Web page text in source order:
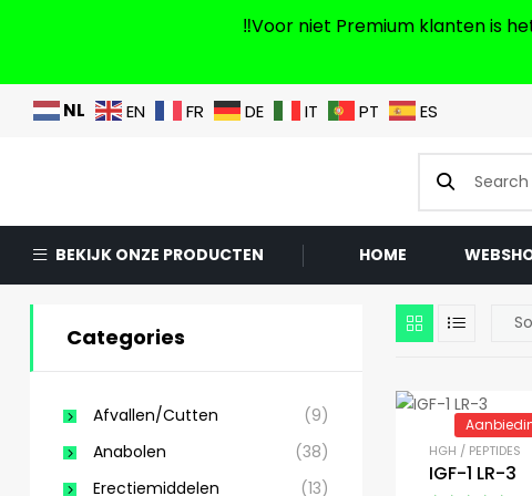
‼️Voor niet Premium klanten is
NL EN FR DE IT PT ES
BEKIJK ONZE PRODUCTEN HOME
HGH / PEPTIDES
IGF-1 LR-3
Categories
Afvallen/Cutten
(9)
Anabolen
(38)
Erectiemiddelen
(13)